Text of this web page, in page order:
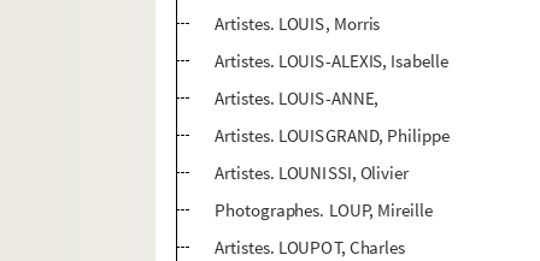
Artistes. LOUIS, Morris
Artistes. LOUIS-ALEXIS, Isabelle
Artistes. LOUIS-ANNE,
Artistes. LOUISGRAND, Philippe
Artistes. LOUNISSI, Olivier
Photographes. LOUP, Mireille
Artistes. LOUPOT, Charles